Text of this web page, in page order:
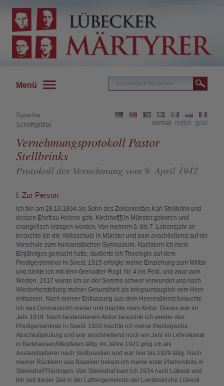
Menü
Sprache
Schriftgröße
normal mittel groß
Vernehmungsprotokoll Pastor
Stellbrinks
Protokoll der Vernehmung vom 9. April 1942
I. Zur Person
Ich bin am 28.10.1894 als Sohn des Zollsekretärs Karl Stellbrink und
dessen Ehefrau Helene geb. Kirchhof[f] in Münster geboren und
evangelisch erzogen worden. Von meinem 6. bis 7. Lebensjahr an
besuchte ich die Volksschule in Münster und kam anschließend auf die
Vorschule zum humanistischen Gymnasium. Nachdem ich mein
Einjähriges gemacht hatte, studierte ich Theologie auf dem
Predigerseminar in Soest. 1915 erfolgte meine Einziehung zum Militär
und rückte ich mit dem Grenadier-Regt. Nr. 4 ins Feld, und zwar zum
Westen. 1917 wurde ich an der Somme schwer verwundet und nach
Wiederherstellung meiner Gesundheit als kriegsuntauglich vom Heer
entlassen. Nach meiner Entlassung aus dem Heeresdienst besuchte
ich das Gymnasium[1] weiter und machte mein Abitur. Dieses war im
Jahr 1919. Nach bestandenem Abitur besuchte ich wieder das
Predigerseminar in Soest. 1920 machte ich meine theologische
Abschlußprüfung und war anschließend noch ein Jahr im Lehrvikariat
in Barkhausen/Westfalen tätig. Im Jahre 1921 ging ich als
Auslandspfarrer nach Südbrasilien und war hier bis 1929 tätig. Nach
meiner Rückkehr aus Brasilien bekam ich meine erste Pfarrerstelle in
Steinsdorf/Thüringen. Von Steinsdorf kam ich 1934 nach Lübeck und
bin seit dieser Zeit in der Luthergemeinde der Landeskirche Lübeck